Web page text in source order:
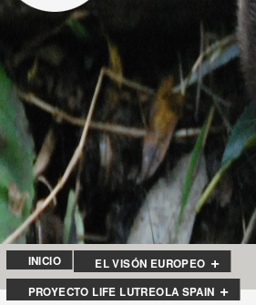
INICIO
EL VISÓN EUROPEO
PROYECTO LIFE LUTREOLA SPAIN